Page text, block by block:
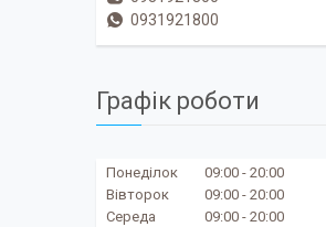
0931921800
Графік роботи
Понеділок 09:00
20:00
Вівторок
09:00
20:00
Середа
09:00 20:00